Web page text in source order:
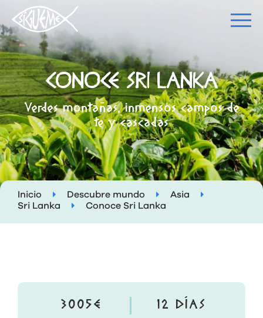
CONOCE SRI LANKA
Verdes montañas, inmensos campos de
te y cascadas
Inicio Descubre mundo
Asia
Sri Lanka
Conoce Sri Lanka
3005€ 12 DÍAS